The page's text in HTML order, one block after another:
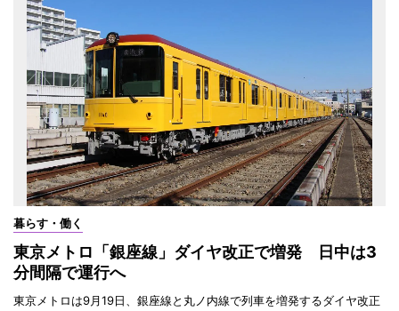
暮らす・働く
東京メトロ「銀座線」ダイヤ改正で増発 日中は3
分間隔で運行へ
東京メトロは9月19日、銀座線と丸ノ内線で列車を増発するダイヤ改正